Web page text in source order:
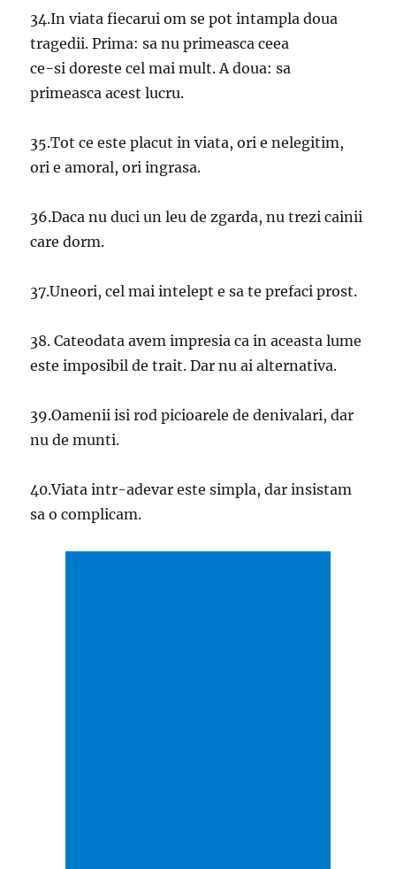
34.In viata fiecarui om se pot intampla doua
tragedii. Prima: sa nu primeasca ceea
ce-si doreste cel mai mult. A doua: sa
primeasca acest lucru.
35.Tot ce este placut in viata, ori e nelegitim,
ori e amoral, ori ingrasa.
36.Daca nu duci un leu de zgarda, nu trezi cainii
care dorm.
37.Uneori, cel mai intelept e sa te prefaci prost.
38. Cateodata avem impresia ca in aceasta lume
este imposibil de trait. Dar nu ai alternativa.
39.Oamenii isi rod picioarele de denivalari, dar
nu de munti.
40.Viata intr-adevar este simpla, dar insistam
sa o complicam.